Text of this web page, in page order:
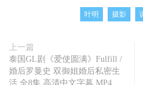
叶明 摄影
上一篇
泰国GL剧《爱使圆满》Fulfill /
婚后罗曼史 双御姐婚后私密生
活 全8集 高清中文字幕 MP4